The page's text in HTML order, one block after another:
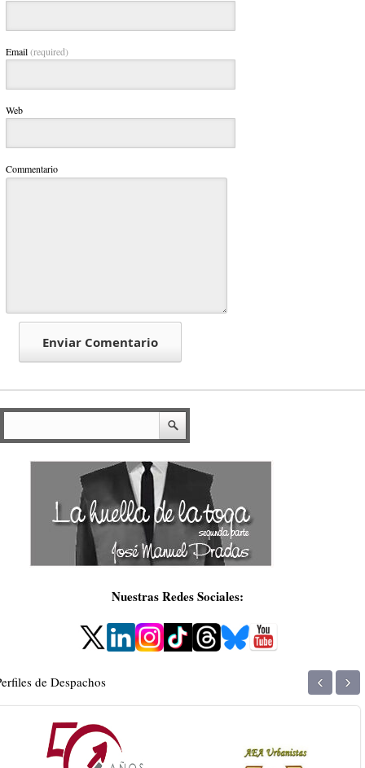
Email(required)
Web
Commentario
Nuestras Redes Sociales:
de Despachos ‹ ›